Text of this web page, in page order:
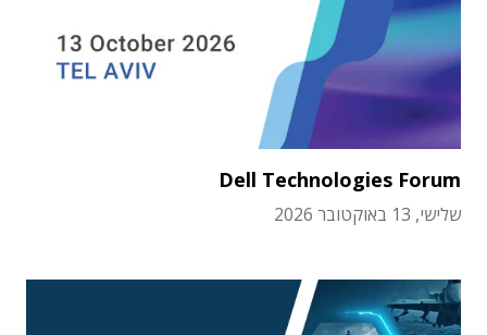
Dell Technologies Forum
שלישי, 13 באוקטובר 2026